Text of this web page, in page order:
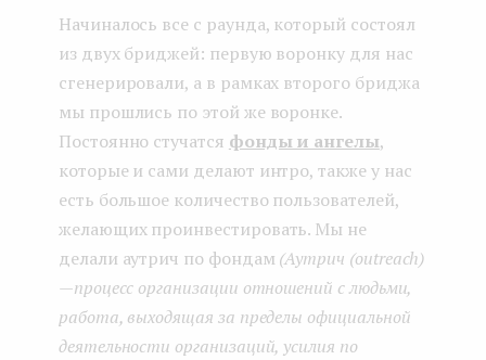
Начиналось все с раунда, который состоял
из двух бриджей: первую воронку для нас
сгенерировали, а в рамках второго бриджа
мы прошлись по этой же воронке.
Постоянно стучатся фонды и ангелы,
которые и сами делают интро, также у нас
есть большое количество пользователей,
желающих проинвестировать. Мы не
делали аутрич по фондам (Аутрич (outreach)
— процесс организации отношений с людьми,
работа, выходящая за пределы официальной
деятельности организаций, усилия по